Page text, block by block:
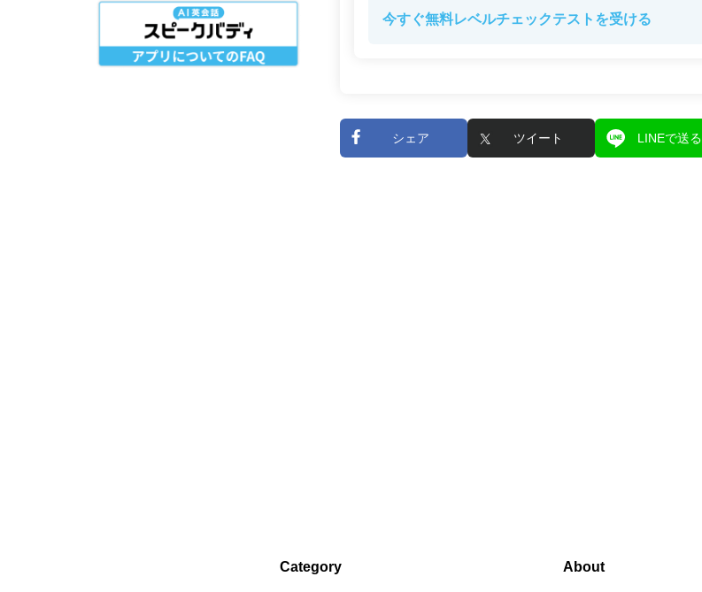
今すぐ無料レベルチェックテストを受ける
シェア ツイート LINEで送る
Category About